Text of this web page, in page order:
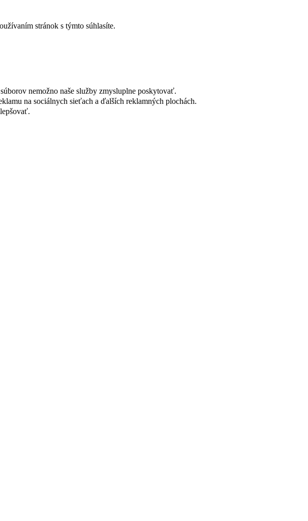
stránok s týmto súhlasíte.
nemožno naše služby zmysluplne poskytovať.
na sociálnych sieťach a ďalších reklamných plochách.